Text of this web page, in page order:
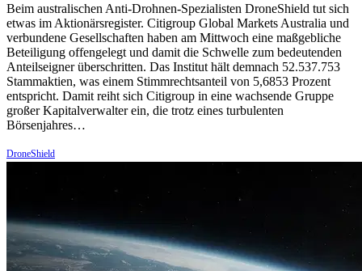
Beim australischen Anti-Drohnen-Spezialisten DroneShield tut sich
etwas im Aktionärsregister. Citigroup Global Markets Australia und
verbundene Gesellschaften haben am Mittwoch eine maßgebliche
Beteiligung offengelegt und damit die Schwelle zum bedeutenden
Anteilseigner überschritten. Das Institut hält demnach 52.537.753
Stammaktien, was einem Stimmrechtsanteil von 5,6853 Prozent
entspricht. Damit reiht sich Citigroup in eine wachsende Gruppe
großer Kapitalverwalter ein, die trotz eines turbulenten
Börsenjahres…
DroneShield